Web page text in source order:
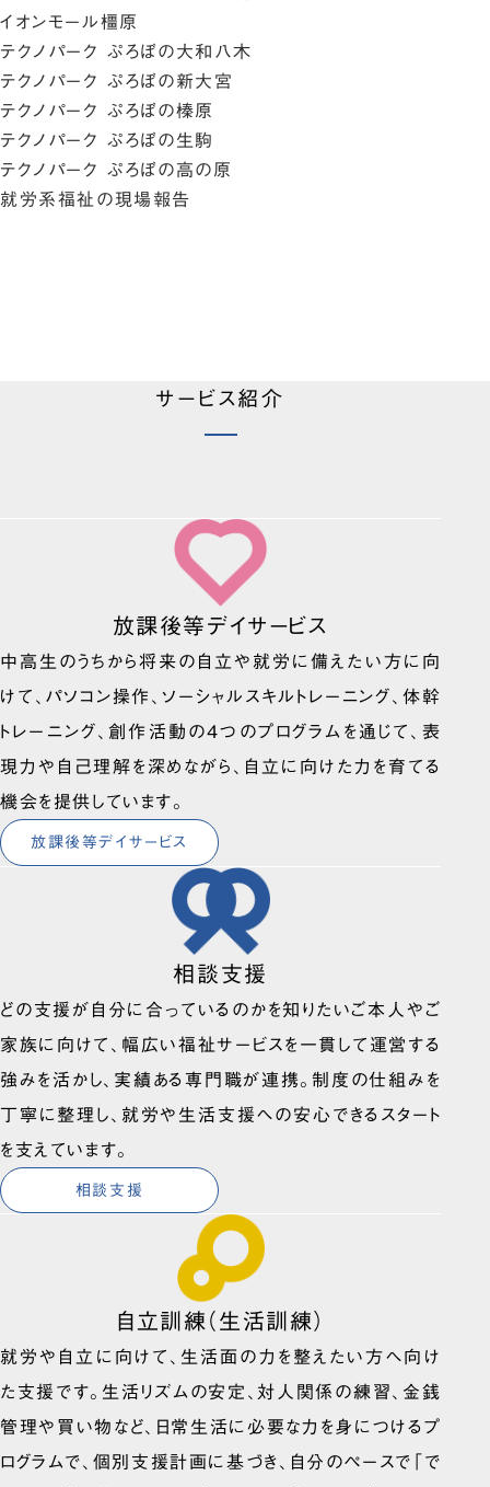
イオンモール橿原
テクノパーク ぷろぼの大和八木
テクノパーク ぷろぼの新大宮
テクノパーク ぷろぼの榛原
テクノパーク ぷろぼの生駒
テクノパーク ぷろぼの高の原
就労系福祉の現場報告
サービス紹介
放課後等デイサービス
中高生のうちから将来の自立や就労に備えたい方に向
けて、パソコン操作、ソーシャルスキルトレーニング、体幹
トレーニング、創作活動の4つのプログラムを通じて、表
現力や自己理解を深めながら、自立に向けた力を育てる
機会を提供しています。
放課後等デイサービス
相談支援
どの支援が自分に合っているのかを知りたいご本人やご
家族に向けて、幅広い福祉サービスを一貫して運営する
強みを活かし、実績ある専門職が連携。制度の仕組みを
丁寧に整理し、就労や生活支援への安心できるスタート
を支えています。
相談支援
自立訓練（生活訓練）
就労や自立に向けて、生活面の力を整えたい方へ向け
た支援です。生活リズムの安定、対人関係の練習、金銭
管理や買い物など、日常生活に必要な力を身につけるプ
ログラムで、個別支援計画に基づき、自分のペースで「で